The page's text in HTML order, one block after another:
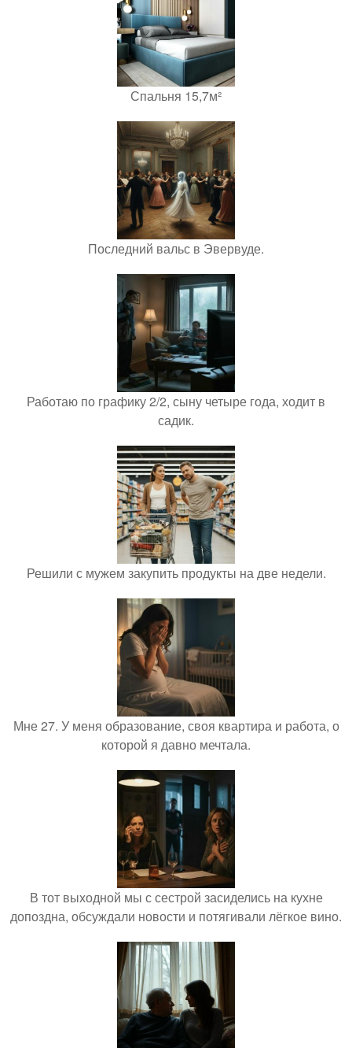
Спальня 15,7м²
Последний вальс в Эвервуде.
Работаю по графику 2/2, сыну четыре года, ходит в
садик.
Решили с мужем закупить продукты на две недели.
Мне 27. У меня образование, своя квартира и работа, о
которой я давно мечтала.
В тот выходной мы с сестрой засиделись на кухне
допоздна, обсуждали новости и потягивали лёгкое вино.